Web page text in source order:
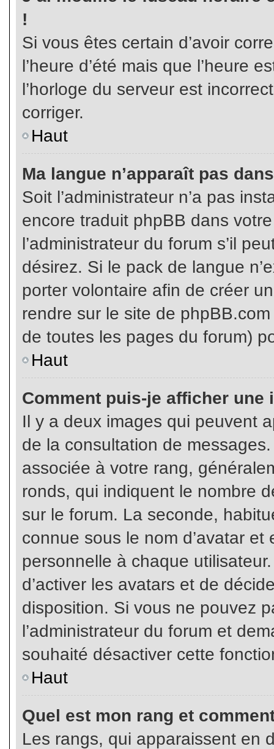
!
Si vous êtes certain d’avoir
l’heure d’été mais que l’heure
l’horloge du serveur est
corriger.
Haut
Ma langue n’apparaît pas
Soit l’administrateur n’a pas
encore traduit phpBB dans
l’administrateur du forum s’il
désirez. Si le pack de langue
porter volontaire afin de créer
rendre sur le site de
de toutes les pages du forum)
Haut
Comment puis-je afficher une
Il y a deux images qui peuvent
de la consultation de
associée à votre rang,
ronds, qui indiquent le nombre
sur le forum. La seconde,
connue sous le nom d’avatar
personnelle à chaque
d’activer les avatars et de
disposition. Si vous ne pouvez
l’administrateur du forum et
souhaité désactiver cette
Haut
Quel est mon rang et
Les rangs, qui apparaissent en